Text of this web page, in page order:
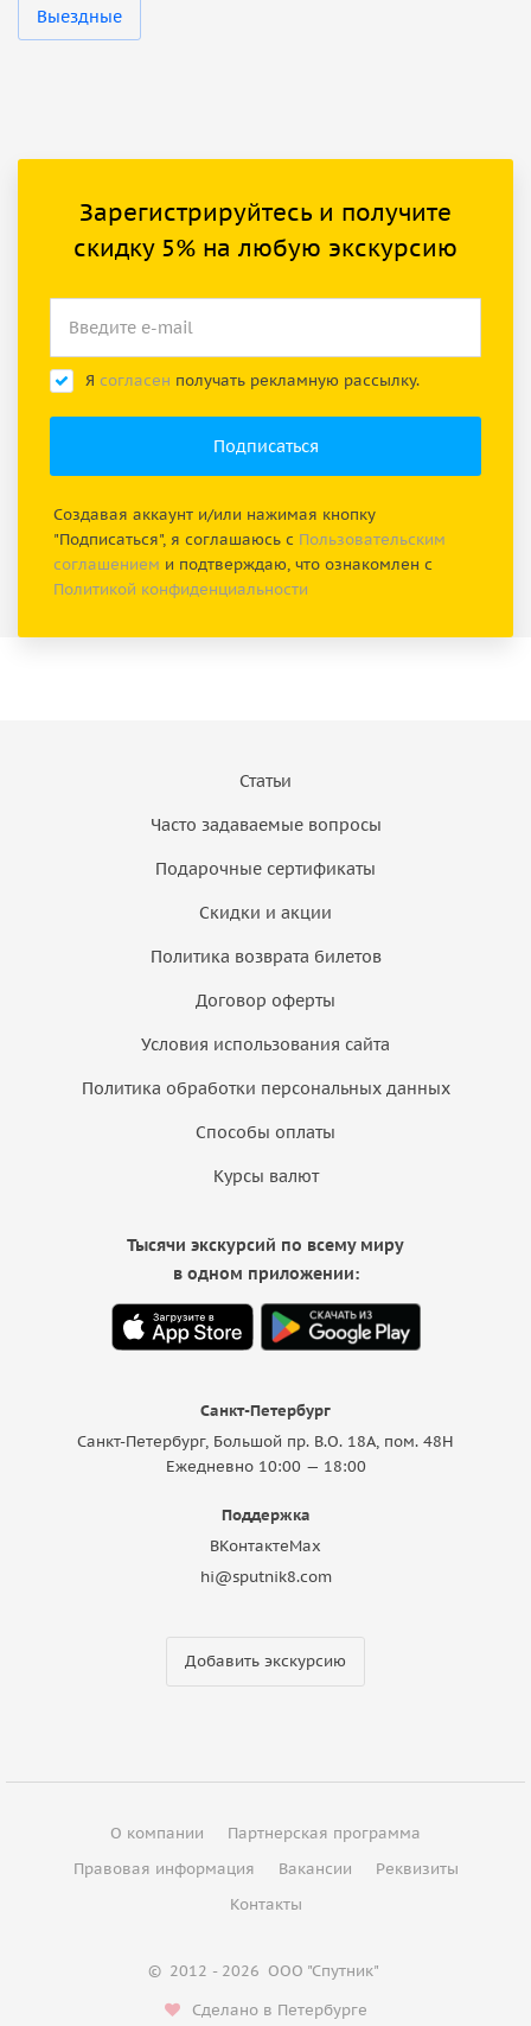
Выездные
Зарегистрируйтесь и получите
скидку 5% на любую экскурсию
Я согласен получать рекламную рассылку.
Создавая аккаунт и/или нажимая кнопку
"Подписаться", я соглашаюсь с Пользовательским
соглашением и подтверждаю, что ознакомлен с
Политикой конфиденциальности
Статьи
Часто задаваемые вопросы
Подарочные сертификаты
Скидки и акции
Политика возврата билетов
Договор оферты
Условия использования сайта
Политика обработки персональных данных
Способы оплаты
Курсы валют
Санкт-Петербург
Санкт-Петербург, Большой пр. В.О. 18A, пом. 48Н
Ежедневно 10:00 — 18:00
Поддержка
ВКонтактеMax
hi@sputnik8.com
Добавить экскурсию
Тысячи экскурсий по всему миру
в одном приложении:
О компании
Партнерская программа
Правовая информация
Вакансии
Реквизиты
Контакты
© 2012 - 2026 ООО "Спутник"
Сделано в Петербурге